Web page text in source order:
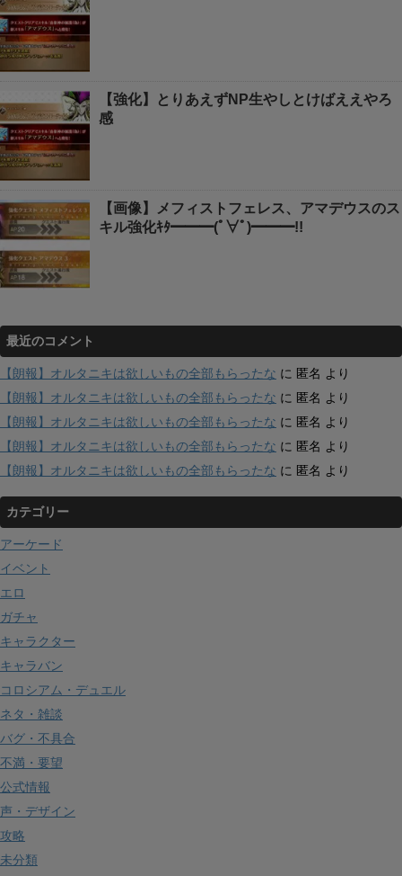
【強化】とりあえずNP生やしとけばええやろ
感
【画像】メフィストフェレス、アマデウスのス
キル強化ｷﾀ━━━(ﾟ∀ﾟ)━━━!!
最近のコメント
【朗報】オルタニキは欲しいもの全部もらったな に 匿名 より
【朗報】オルタニキは欲しいもの全部もらったな に 匿名 より
【朗報】オルタニキは欲しいもの全部もらったな に 匿名 より
【朗報】オルタニキは欲しいもの全部もらったな に 匿名 より
【朗報】オルタニキは欲しいもの全部もらったな に 匿名 より
カテゴリー
アーケード
イベント
エロ
ガチャ
キャラクター
キャラバン
コロシアム・デュエル
ネタ・雑談
バグ・不具合
不満・要望
公式情報
声・デザイン
攻略
未分類